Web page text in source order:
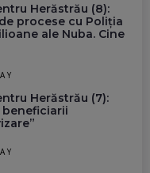
Herăstrău (8):
procese cu Poliția
ale Nuba. Cine
Herăstrău (7):